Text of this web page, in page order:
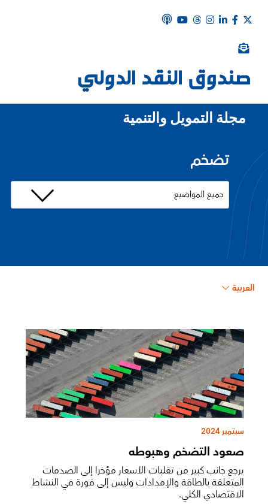
مجلة التمويل والتنمية
تضخم
العربية
سبتمبر 2024
صعود التضخم وهبوطه
يرجع جانب كبير من تقلبات الأسعار مؤخرا إلى الصدمات
المتعلقة بالطاقة والإمدادات وليس إلى فورة في النشاط
الاقتصادي الكلي.